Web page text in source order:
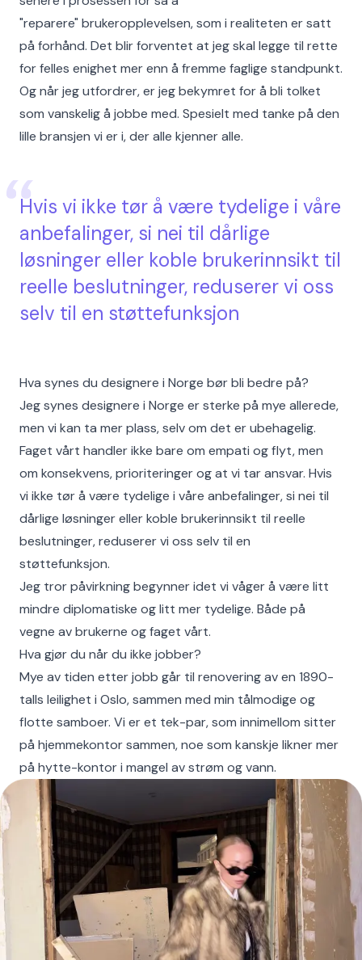
"reparere" brukeropplevelsen, som i realiteten er satt
på forhånd. Det blir forventet at jeg skal legge til rette
for felles enighet mer enn å fremme faglige standpunkt.
Og når jeg utfordrer, er jeg bekymret for å bli tolket
som vanskelig å jobbe med. Spesielt med tanke på den
lille bransjen vi er i, der alle kjenner alle.
Hvis vi ikke tør å være tydelige i våre
anbefalinger, si nei til dårlige
løsninger eller koble brukerinnsikt til
reelle beslutninger, reduserer vi oss
selv til en støttefunksjon
Hva synes du designere i Norge bør bli bedre på?
Jeg synes designere i Norge er sterke på mye allerede,
men vi kan ta mer plass, selv om det er ubehagelig.
Faget vårt handler ikke bare om empati og flyt, men
om konsekvens, prioriteringer og at vi tar ansvar. Hvis
vi ikke tør å være tydelige i våre anbefalinger, si nei til
dårlige løsninger eller koble brukerinnsikt til reelle
beslutninger, reduserer vi oss selv til en
støttefunksjon.
Jeg tror påvirkning begynner idet vi våger å være litt
mindre diplomatiske og litt mer tydelige. Både på
vegne av brukerne og faget vårt.
Hva gjør du når du ikke jobber?
Mye av tiden etter jobb går til renovering av en 1890-
talls leilighet i Oslo, sammen med min tålmodige og
flotte samboer. Vi er et tek-par, som innimellom sitter
på hjemmekontor sammen, noe som kanskje likner mer
på hytte-kontor i mangel av strøm og vann.